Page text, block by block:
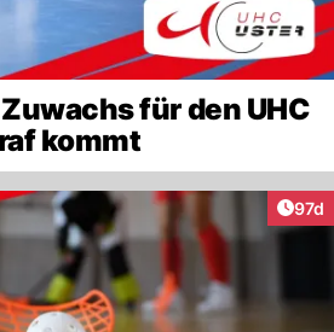
für den UHC
kommt
97d